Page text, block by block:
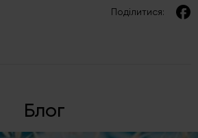
Поділитися:
Блог